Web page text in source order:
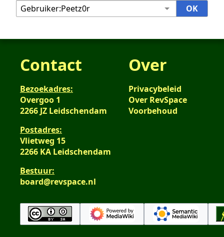
Contact
Bezoekadres:
Overgoo 1
2266 JZ Leidschendam
Postadres:
Vlietweg 15
2266 KA Leidschendam
Bestuur:
board@revspace.nl
Over
Privacybeleid
Over RevSpace
Voorbehoud